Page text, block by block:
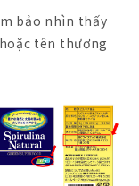
bảo nhìn thấy
tên thương